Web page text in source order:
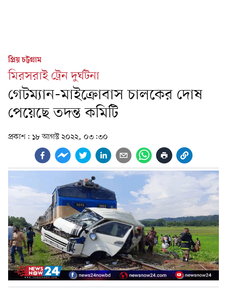
প্রিয় চট্টগ্রাম
মিরসরাই ট্রেন দুর্ঘটনা
গেটম্যান-মাইক্রোবাস চালকের দোষ
পেয়েছে তদন্ত কমিটি
প্রকাশ: ১৮ আগস্ট ২০২২, ০৩:৩০